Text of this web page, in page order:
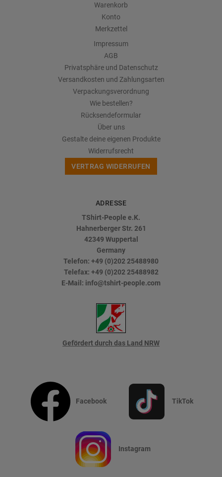
Warenkorb
Konto
Merkzettel
Impressum
AGB
Privatsphäre und Datenschutz
Versandkosten und Zahlungsarten
Verpackungsverordnung
Wie bestellen?
Rücksendeformular
Über uns
Gestalte deine eigenen Produkte
Widerrufsrecht
VERTRAG WIDERRUFEN
ADRESSE
TShirt-People e.K.
Hahnerberger Str. 261
42349 Wuppertal
Germany
Telefon: +49 (0)202 25488980
Telefax: +49 (0)202 25488982
E-Mail: info@tshirt-people.com
Gefördert durch das Land NRW
Facebook TikTok
Instagram